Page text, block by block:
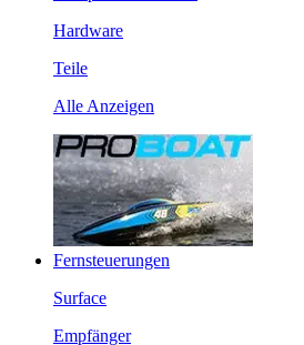
Hardware
Teile
Alle Anzeigen
Fernsteuerungen
Surface
Empfänger